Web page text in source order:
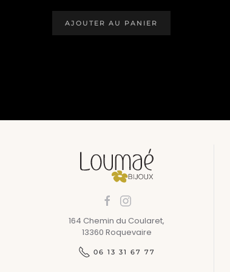
INITIAL
ÉTAIT :
ACTUEL
EST :
AJOUTER AU PANIER
164 Chemin du Coularet,
13360 Roquevaire
06 13 31 67 77